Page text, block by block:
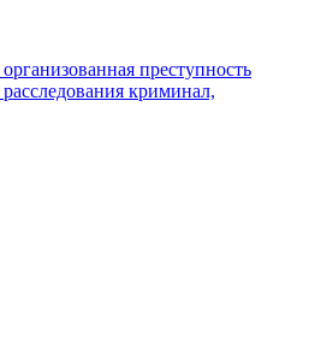
организованная преступность
расследования криминал,